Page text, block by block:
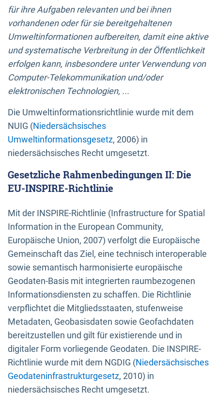
für ihre Aufgaben relevanten und bei ihnen
vorhandenen oder für sie bereitgehaltenen
Umweltinformationen aufbereiten, damit eine aktive
und systematische Verbreitung in der Öffentlichkeit
erfolgen kann, insbesondere unter Verwendung von
Computer-Telekommunikation und/oder
elektronischen Technologien, ...
Die Umweltinformationsrichtlinie wurde mit dem
NUIG (Niedersächsisches
Umweltinformationsgesetz, 2006) in
niedersächsisches Recht umgesetzt.
Gesetzliche Rahmenbedingungen II: Die
EU-INSPIRE-Richtlinie
Mit der INSPIRE-Richtlinie (Infrastructure for Spatial
Information in the European Community,
Europäische Union, 2007) verfolgt die Europäische
Gemeinschaft das Ziel, eine technisch interoperable
sowie semantisch harmonisierte europäische
Geodaten-Basis mit integrierten raumbezogenen
Informationsdiensten zu schaffen. Die Richtlinie
verpflichtet die Mitgliedsstaaten, stufenweise
Metadaten, Geobasisdaten sowie Geofachdaten
bereitzustellen und gilt für existierende und in
digitaler Form vorliegende Geodaten. Die INSPIRE-
Richtlinie wurde mit dem NGDIG (Niedersächsisches
Geodateninfrastrukturgesetz, 2010) in
niedersächsisches Recht umgesetzt.